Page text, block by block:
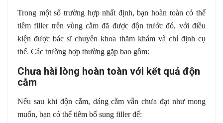
Trong một số trường hợp nhất định, bạn hoàn toàn có thể
tiêm filler trên vùng cằm đã được độn trước đó, với điều
kiện được bác sĩ chuyên khoa thăm khám và chỉ định cụ
thể. Các trường hợp thường gặp bao gồm:
Chưa hài lòng hoàn toàn với kết quả độn
cằm
Nếu sau khi độn cằm, dáng cằm vẫn chưa đạt như mong
muốn, bạn có thể tiêm bổ sung filler để: